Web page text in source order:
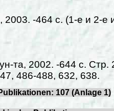
-464 с. (1-е и 2-е
та, 2002. -644 с. Стр.
486-488, 632, 638.
107 (Anlage 1)